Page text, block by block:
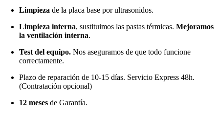
Limpieza de la placa base por ultrasonidos.
Limpieza interna, sustituimos las pastas térmicas.Mejoramos
la ventilación interna.
Test del equipo.Nos aseguramos de que todo funcione
correctamente.
Plazo de reparación de 10-15 días. Servicio Express 48h.
(Contratación opcional)
12 meses de Garantía.